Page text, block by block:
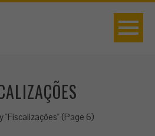
"Fiscalizações" (Page 6)